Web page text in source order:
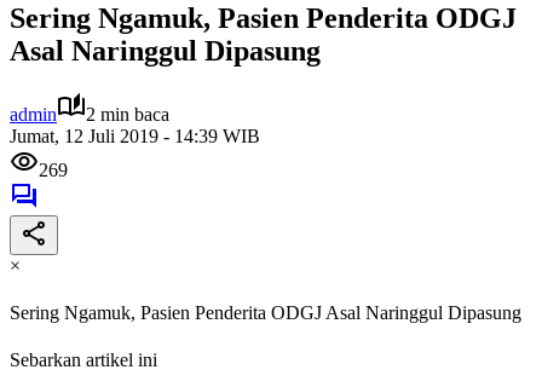
Sering Ngamuk, Pasien Penderita ODGJ
Asal Naringgul Dipasung
admin
2 min baca
Jumat, 12 Juli 2019 - 14:39 WIB
269
×
Sering Ngamuk, Pasien Penderita ODGJ Asal Naringgul Dipasung
Sebarkan artikel ini